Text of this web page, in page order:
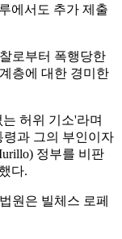
에서도 추가 제출
로부터 폭행당한
층에 대한 경미한
허위 기소'라며
령과 그의 부인이자
정부를 비판
다.
원은 빌체스 로페